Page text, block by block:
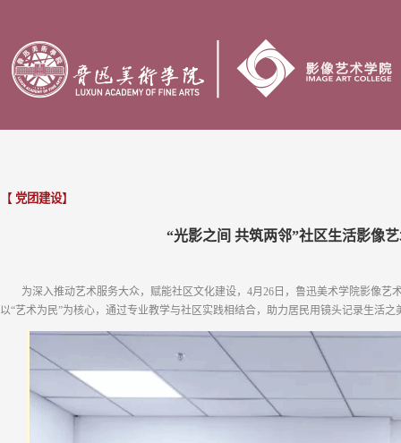
【 党团建设】
“光影之间 共筑两邻”社区生活影像
为深入推动艺术服务大众，赋能社区文化建设，4月26日，鲁迅美术学院影像
以“艺术为民”为核心，通过专业教学与社区实践相结合，助力居民用镜头记录生活